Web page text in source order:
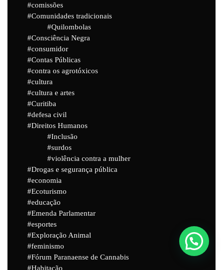
comissões
Comunidades tradicionais
Quilombolas
Consciência Negra
consumidor
Contas Públicas
contra os agrotóxicos
cultura
cultura e artes
Curitiba
defesa civil
Direitos Humanos
Inclusão
surdos
violência contra a mulher
Drogas e segurança pública
economia
Ecoturismo
educação
Emenda Parlamentar
esportes
Exploração Animal
feminismo
Fórum Paranaense de Cannabis
Habitação